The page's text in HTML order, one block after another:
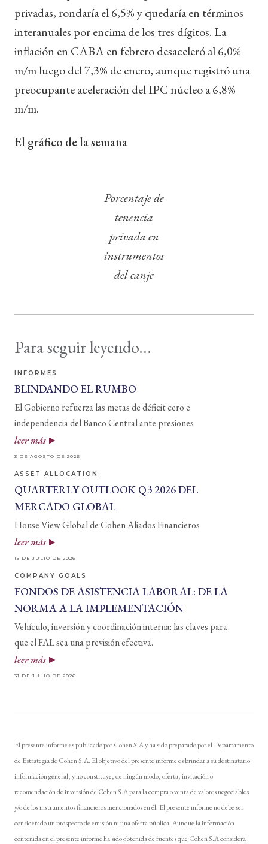
privadas, rondaría el 6,5% y quedaría en términos
interanuales por encima de los tres dígitos. La
inflación en CABA en febrero desaceleró al 6,0%
m/m luego del 7,3% de enero, aunque registró una
preocupante aceleración del IPC núcleo a 6,8%
m/m.
El gráfico de la semana
Porcentaje de
tenencia
privada en
instrumentos
del canje
Para seguir leyendo...
INFORMES
BLINDANDO EL RUMBO
El Gobierno refuerza las metas de déficit cero e
independencia del Banco Central ante presiones
leer más
3 DE AGOSTO DE 2026
ASSET ALLOCATION
QUARTERLY OUTLOOK Q3 2026 DEL
MERCADO GLOBAL
House View Global de Cohen Aliados Financieros
leer más
15 DE JULIO DE 2026
COMPANY GOALS
FONDOS DE ASISTENCIA LABORAL: DE LA
NORMA A LA IMPLEMENTACIÓN
Vehículo, inversión y coordinación interna: las claves para
que el FAL sea una previsión efectiva.
leer más
31 DE JULIO DE 2026
El presente informe es publicado por Cohen S.A y ha sido preparado por el Departamento
de Estrategia de Cohen S.A. El objetivo del presente informe es brindar a su destinatario
información general, y no constituye, de ningún modo, oferta, invitación o
recomendación de inversión de Cohen S.A para la compra o venta de valores negociables
y/o de los instrumentos financieros mencionados en él. El presente informe no debe ser
considerado un prospecto de emisión ni una oferta pública. Aunque la información
contenida en el presente informe ha sido obtenida de fuentes que Cohen S.A considera